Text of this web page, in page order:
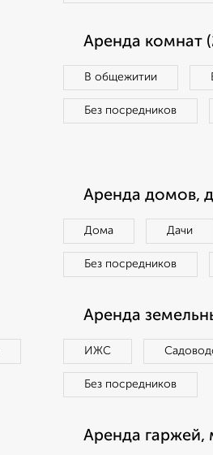
Аренда комнат
В общежитии
Без посредников
Аренда домов,
Дома Дачи
Без посредников
Аренда
ИЖС
Без посредников
Аренда